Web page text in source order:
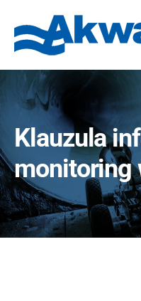
Klauzula
monitoring